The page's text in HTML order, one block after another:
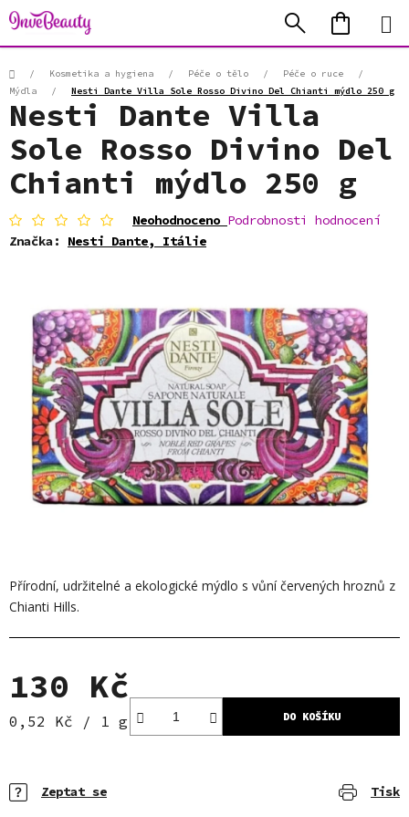
Přejít
na
obsah
Hledat
KOŠÍK
Domů/ Kosmetika a hygiena / Péče o tělo / Péče o ruce
/
Mýdla
/ Nesti Dante Villa Sole Rosso Divino Del Chianti mýdlo 250 g
Přírodní, udržitelné a ekologické mýdlo s vůní červených hroznů z
Chianti Hills.
130 Kč
Měrná cena:
0,52 Kč / 1 g DO KOŠÍKU
Tisk
Zeptat se
Nesti Dante Villa
Sole Rosso Divino Del
Chianti mýdlo 250 g
Průměrné
hodnocení
produktu
5
hvězdiček.
Neohodnoceno Podrobnosti hodnocení
Značka: Nesti Dante, Itálie